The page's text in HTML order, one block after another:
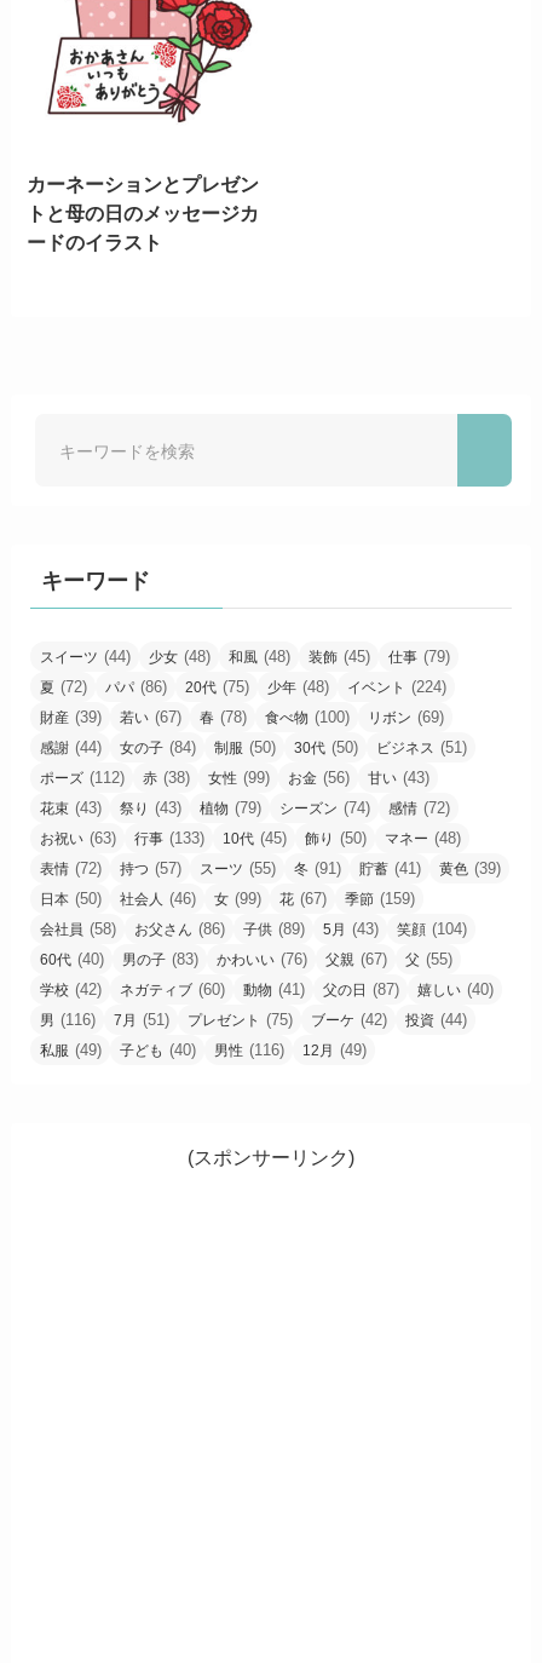
カーネーションとプレゼン
トと母の日のメッセージカ
ードのイラスト
キーワード
スイーツ (44) 少女 (48) 和風 (48) 装飾 (45) 仕事 (79)
夏 (72) パパ (86) 20代 (75) 少年 (48) イベント (224)
財産 (39) 若い (67) 春 (78) 食べ物 (100) リボン (69)
感謝 (44) 女の子 (84) 制服 (50) 30代 (50) ビジネス (51)
ポーズ (112) 赤 (38) 女性 (99) お金 (56) 甘い (43)
花束 (43) 祭り (43) 植物 (79) シーズン (74) 感情 (72)
お祝い (63) 行事 (133) 10代 (45) 飾り (50) マネー (48)
表情 (72) 持つ (57) スーツ (55) 冬 (91) 貯蓄 (41) 黄色 (39)
日本 (50) 社会人 (46) 女 (99) 花 (67) 季節 (159)
会社員 (58) お父さん (86) 子供 (89) 5月 (43) 笑顔 (104)
60代 (40) 男の子 (83) かわいい (76) 父親 (67) 父 (55)
学校 (42) ネガティブ (60) 動物 (41) 父の日 (87) 嬉しい (40)
男 (116) 7月 (51) プレゼント (75) ブーケ (42) 投資 (44)
私服 (49) 子ども (40) 男性 (116) 12月 (49)
(スポンサーリンク)